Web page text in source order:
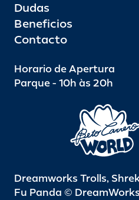
Dudas
Beneficios
Contacto
Horario de Apertura
Parque - 10h às 20h
Dreamworks Trolls,
Fu Panda ©